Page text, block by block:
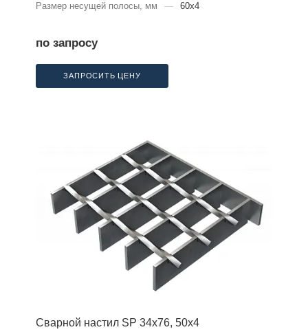
Размер несущей полосы, мм
— 60x4
по запросу
ЗАПРОСИТЬ ЦЕНУ
Сварной настил SP 34х76, 50х4